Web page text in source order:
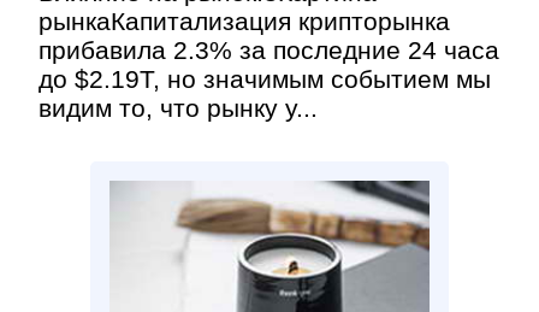
рынкаКапитализация крипторынка
прибавила 2.3% за последние 24 часа
до $2.19T, но значимым событием мы
видим то, что рынку у...
Контакт»